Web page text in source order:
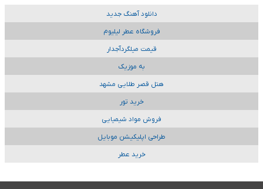
دانلود آهنگ جدید
فروشگاه عطر لیلیوم
قیمت میلگردآجدار
به موزیک
هتل قصر طلایی مشهد
خرید تور
فروش مواد شیمیایی
طراحی اپلیکیشن موبایل
خرید عطر